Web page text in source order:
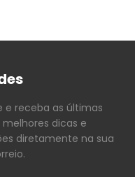
e receba as últimas
dicas e
diretamente na sua